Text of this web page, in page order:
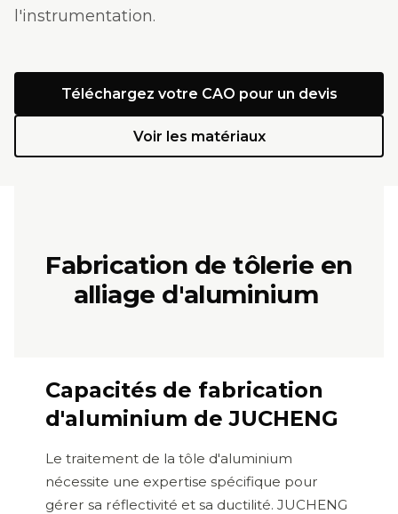
l'instrumentation.
Téléchargez votre CAO pour un devis
Voir les matériaux
Fabrication de tôlerie en
alliage d'aluminium
Capacités de fabrication
d'aluminium de JUCHENG
Le traitement de la tôle d'aluminium
nécessite une expertise spécifique pour
gérer sa réflectivité et sa ductilité. JUCHENG